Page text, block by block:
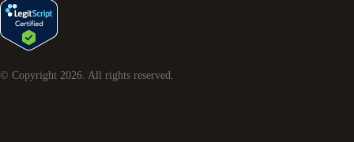
© Copyright 2026. All rights reserved.